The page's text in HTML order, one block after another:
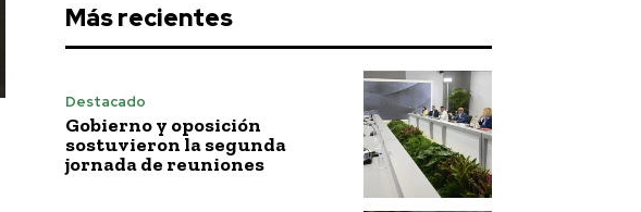
Más recientes
Destacado
Gobierno y oposición
sostuvieron la segunda
jornada de reuniones